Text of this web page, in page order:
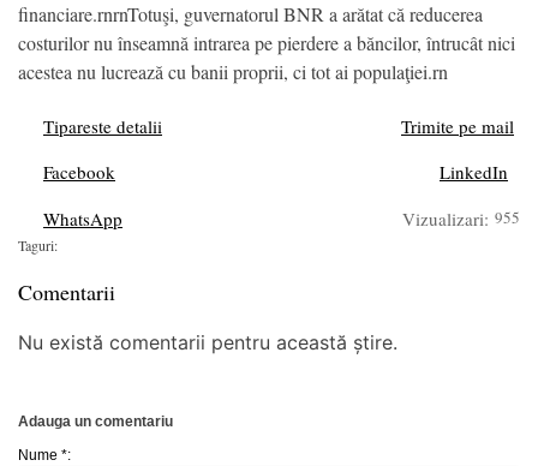
financiare.rnrnTotuşi, guvernatorul BNR a arătat că reducerea
costurilor nu înseamnă intrarea pe pierdere a băncilor, întrucât nici
acestea nu lucrează cu banii proprii, ci tot ai populaţiei.rn
Tipareste detalii
Trimite pe mail
Facebook
LinkedIn
WhatsApp
Vizualizari: 955
Taguri:
Comentarii
Nu există comentarii pentru această știre.
Adauga un comentariu
Nume *: